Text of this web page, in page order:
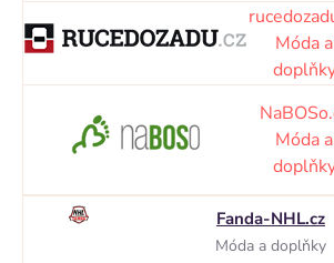
Móda a
Móda a
Fanda-NHL.cz
Móda a doplňky